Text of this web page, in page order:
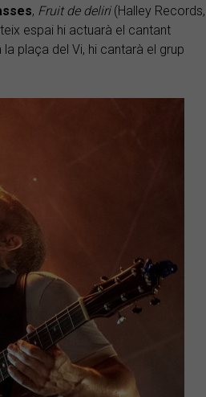
, Fruit de deliri (Halley Records,
espai hi actuarà el cantant
la plaça del Vi, hi cantarà el grup